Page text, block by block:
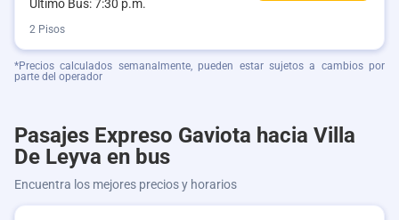
Último Bus: 7:30 p.m.
2 Pisos
*Precios calculados semanalmente, pueden estar sujetos a cambios por
parte del operador
Pasajes Expreso Gaviota hacia Villa
De Leyva en bus
Encuentra los mejores precios y horarios